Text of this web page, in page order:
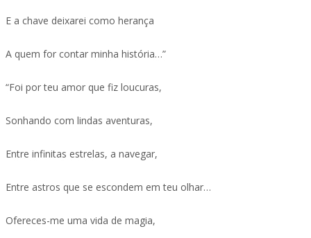
E a chave deixarei como herança
A quem for contar minha história…”
“Foi por teu amor que fiz loucuras,
Sonhando com lindas aventuras,
Entre infinitas estrelas, a navegar,
Entre astros que se escondem em teu olhar…
Ofereces-me uma vida de magia,